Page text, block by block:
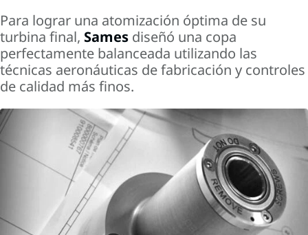
Para lograr una atomización óptima de su
turbina final, Sames diseñó una copa
perfectamente balanceada utilizando las
técnicas aeronáuticas de fabricación y controles
de calidad más finos.